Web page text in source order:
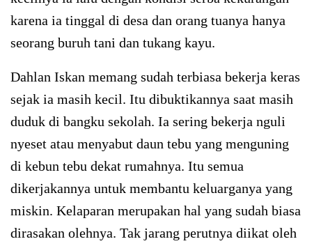
karena ia tinggal di desa dan orang tuanya hanya
seorang buruh tani dan tukang kayu.
Dahlan Iskan memang sudah terbiasa bekerja keras
sejak ia masih kecil. Itu dibuktikannya saat masih
duduk di bangku sekolah. Ia sering bekerja nguli
nyeset atau menyabut daun tebu yang menguning
di kebun tebu dekat rumahnya. Itu semua
dikerjakannya untuk membantu keluarganya yang
miskin. Kelaparan merupakan hal yang sudah biasa
dirasakan olehnya. Tak jarang perutnya diikat oleh